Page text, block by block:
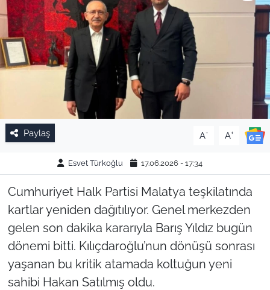
Paylaş A- A+
Esvet Türkoğlu 17.06.2026 - 17:34
Cumhuriyet Halk Partisi Malatya teşkilatında
kartlar yeniden dağıtılıyor. Genel merkezden
gelen son dakika kararıyla Barış Yıldız bugün
dönemi bitti. Kılıçdaroğlu’nun dönüşü sonrası
yaşanan bu kritik atamada koltuğun yeni
sahibi Hakan Satılmış oldu.